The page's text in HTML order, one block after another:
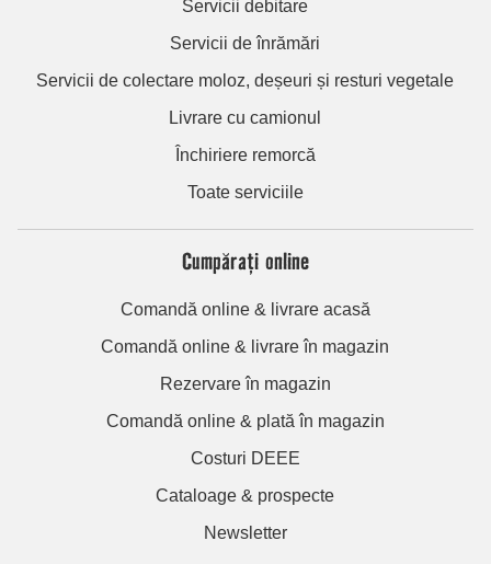
Servicii debitare
Servicii de înrămări
Servicii de colectare moloz, deșeuri și resturi vegetale
Livrare cu camionul
Închiriere remorcă
Toate serviciile
Cumpărați online
Comandă online & livrare acasă
Comandă online & livrare în magazin
Rezervare în magazin
Comandă online & plată în magazin
Costuri DEEE
Cataloage & prospecte
Newsletter